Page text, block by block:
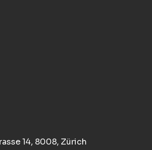
14, 8008, Zürich